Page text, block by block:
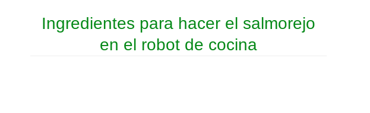
Ingredientes para hacer el salmorejo
en el robot de cocina